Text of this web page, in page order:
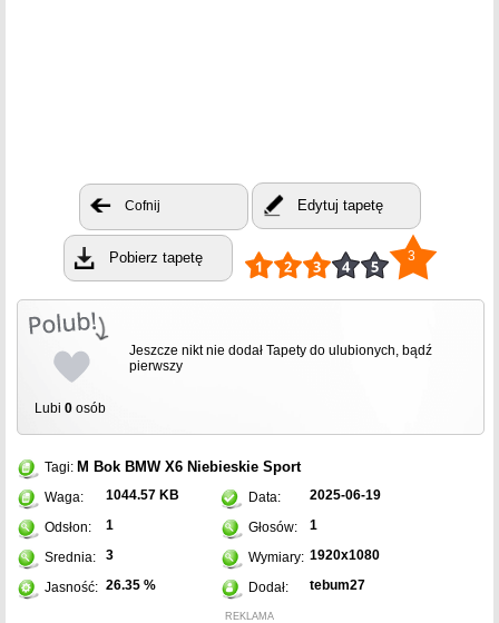
Cofnij Edytuj tapetę
Pobierz tapetę 3
Lubi 0 osób
Jeszcze nikt nie dodał Tapety do ulubionych, bądź
pierwszy
Tagi: M Bok BMW X6 Niebieskie Sport
Waga: 1044.57 KB Data: 2025-06-19
Odsłon: 1 Głosów: 1
Srednia: 3 Wymiary: 1920x1080
Jasność: 26.35 % Dodał: tebum27
REKLAMA